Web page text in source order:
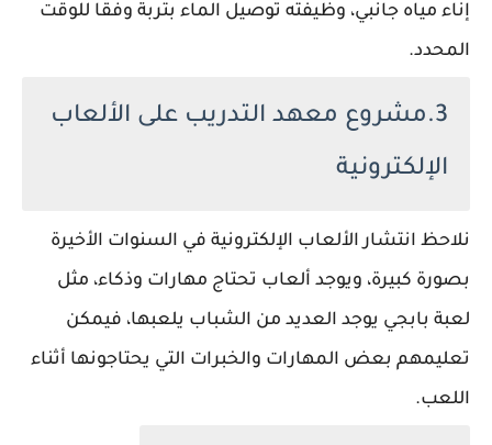
إناء مياه جانبي، وظيفته توصيل الماء بتربة وفقًا للوقت
المحدد.
3.مشروع معهد التدريب على الألعاب
الإلكترونية
نلاحظ انتشار الألعاب الإلكترونية في السنوات الأخيرة
بصورة كبيرة، ويوجد ألعاب تحتاج مهارات وذكاء، مثل
لعبة بابجي يوجد العديد من الشباب يلعبها، فيمكن
تعليمهم بعض المهارات والخبرات التي يحتاجونها أثناء
اللعب.